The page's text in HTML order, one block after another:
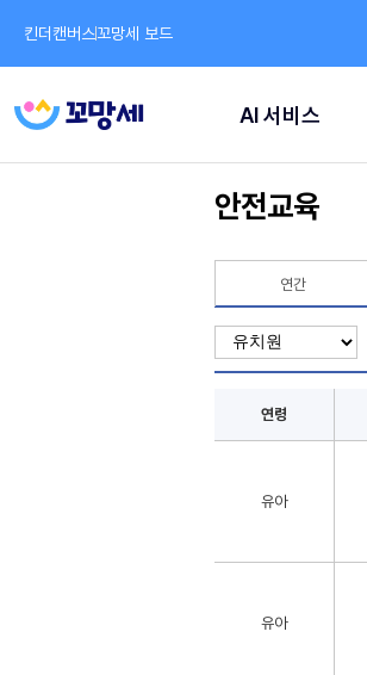
킨더캔버스꼬망세 보드
AI 서비스
안전교육
연간
연령
유아
유아